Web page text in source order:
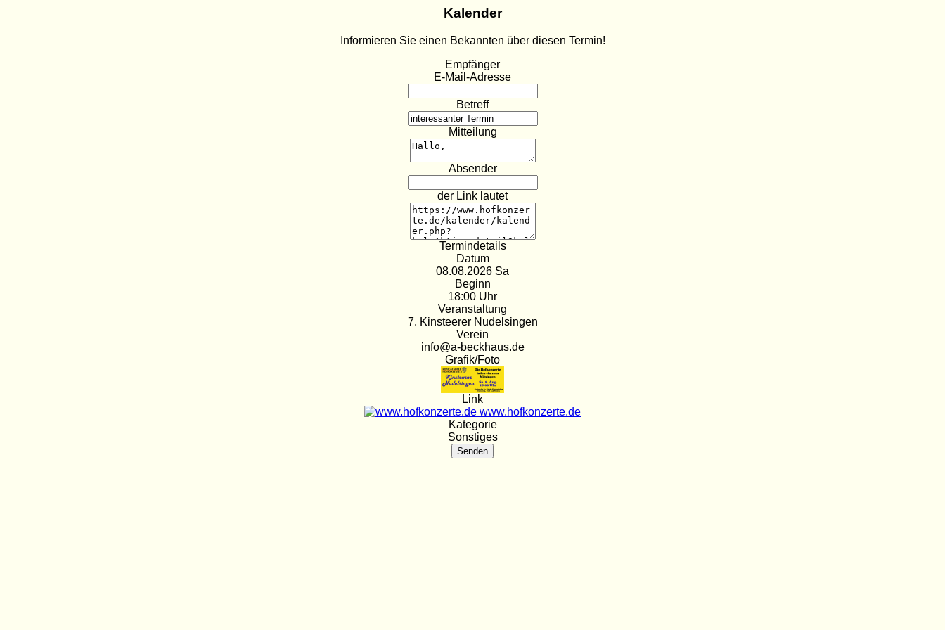
Kalender
Informieren Sie einen Bekannten über diesen Termin!
Empfänger
E-Mail-Adresse
Betreff
Mitteilung
Absender
der Link lautet
Termindetails
Datum
08.08.2026 Sa
Beginn
18:00 Uhr
Veranstaltung
7. Kinsteerer Nudelsingen
Verein
info@a-beckhaus.de
Grafik/Foto
Link
www.hofkonzerte.de
Kategorie
Sonstiges